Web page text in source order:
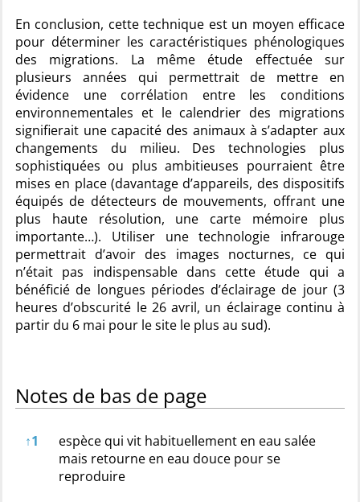
En conclusion, cette technique est un moyen efficace
pour déterminer les caractéristiques phénologiques
des migrations. La même étude effectuée sur
plusieurs années qui permettrait de mettre en
évidence une corrélation entre les conditions
environnementales et le calendrier des migrations
signifierait une capacité des animaux à s’adapter aux
changements du milieu. Des technologies plus
sophistiquées ou plus ambitieuses pourraient être
mises en place (davantage d’appareils, des dispositifs
équipés de détecteurs de mouvements, offrant une
plus haute résolution, une carte mémoire plus
importante…). Utiliser une technologie infrarouge
permettrait d’avoir des images nocturnes, ce qui
n’était pas indispensable dans cette étude qui a
bénéficié de longues périodes d’éclairage de jour (3
heures d’obscurité le 26 avril, un éclairage continu à
partir du 6 mai pour le site le plus au sud).
Notes de bas de page
↑1
espèce qui vit habituellement en eau salée
mais retourne en eau douce pour se
reproduire